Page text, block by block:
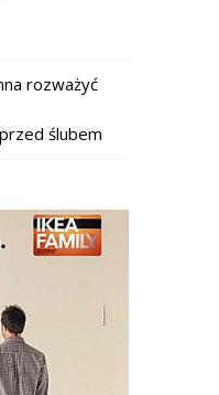
rozważyć
ślubem